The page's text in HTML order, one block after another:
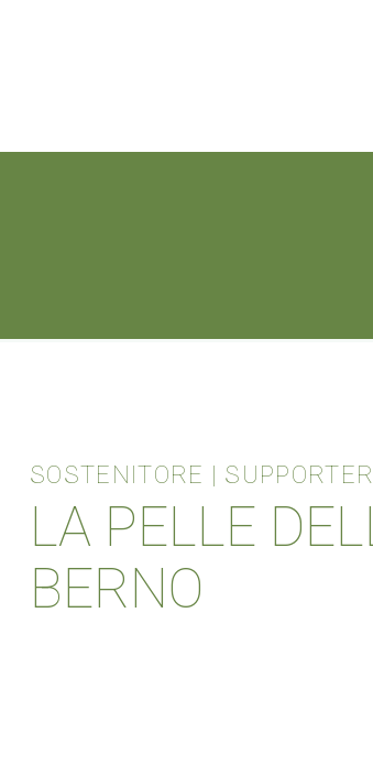
SOSTENITORE | SUPPORTER
LA PELLE
BERNO